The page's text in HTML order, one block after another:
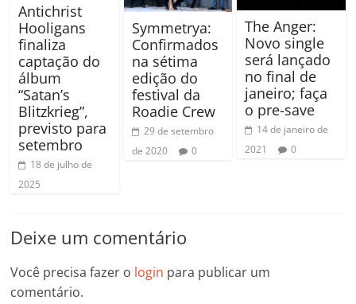
Antichrist
Hooligans
finaliza
captação do
álbum
“Satan’s
Blitzkrieg”,
previsto para
setembro
18 de julho de
2025
Symmetrya:
Confirmados
na sétima
edição do
festival da
Roadie Crew
29 de setembro
de 2020
0
The Anger:
Novo single
será lançado
no final de
janeiro; faça
o pre-save
14 de janeiro de
2021
0
Deixe um comentário
Você precisa fazer o login para publicar um
comentário.